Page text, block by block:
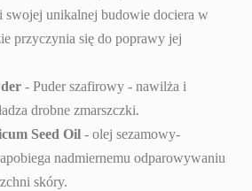
swojej unikalnej budowie dociera w
przyczynia się do poprawy jej
- Puder szafirowy - nawilża i
drobne zmarszczki.
Seed Oil - olej sezamowy-
nadmiernemu odparowywaniu
skóry.